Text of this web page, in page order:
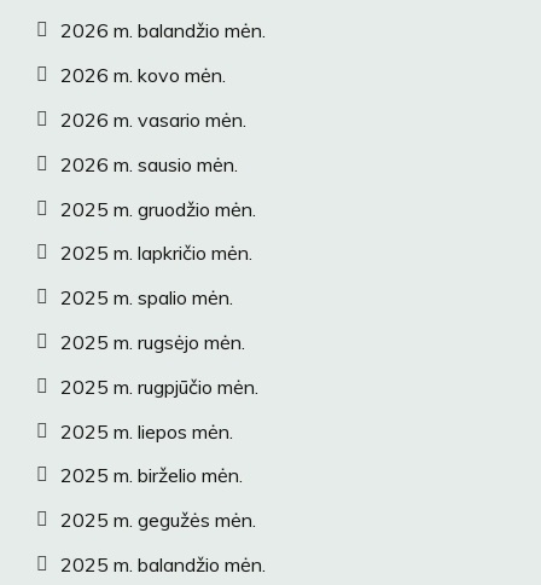
2026 m. balandžio mėn.
2026 m. kovo mėn.
2026 m. vasario mėn.
2026 m. sausio mėn.
2025 m. gruodžio mėn.
2025 m. lapkričio mėn.
2025 m. spalio mėn.
2025 m. rugsėjo mėn.
2025 m. rugpjūčio mėn.
2025 m. liepos mėn.
2025 m. birželio mėn.
2025 m. gegužės mėn.
2025 m. balandžio mėn.